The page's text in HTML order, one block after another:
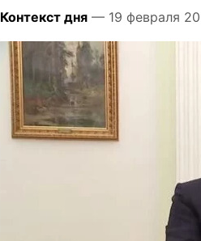
Контекст дня — 19 февраля